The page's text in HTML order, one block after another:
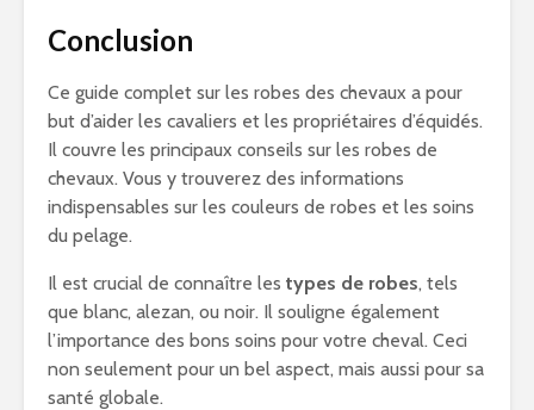
Conclusion
Ce guide complet sur les robes des chevaux a pour
but d’aider les cavaliers et les propriétaires d’équidés.
Il couvre les principaux conseils sur les robes de
chevaux. Vous y trouverez des informations
indispensables sur les couleurs de robes et les soins
du pelage.
Il est crucial de connaître les types de robes, tels
que blanc, alezan, ou noir. Il souligne également
l’importance des bons soins pour votre cheval. Ceci
non seulement pour un bel aspect, mais aussi pour sa
santé globale.